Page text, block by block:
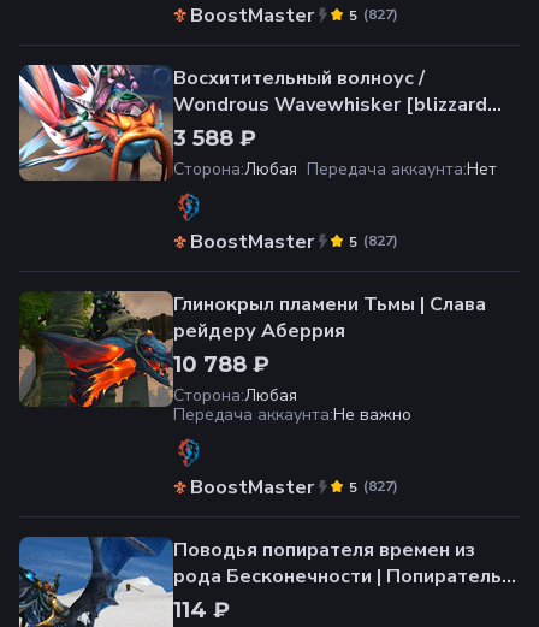
BoostMaster (827)
5
Восхитительный волноус /
Wondrous Wavewhisker [blizzard
shop]
3 588 ₽
Сторона:Любая Передача аккаунта:Нет
BoostMaster (827)
5
Глинокрыл пламени Тьмы | Слава
рейдеру Аберрия
10 788 ₽
Сторона:Любая
Передача аккаунта:Не важно
BoostMaster (827)
5
Поводья попирателя времен из
рода Бесконечности | Попиратель
времен из рода Бесконечности
114 ₽